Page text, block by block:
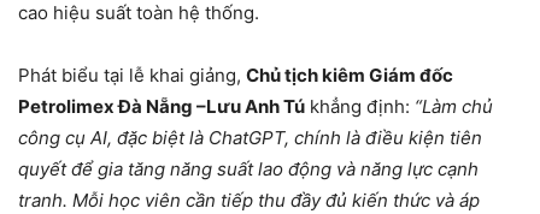
cao hiệu suất toàn hệ thống.
Phát biểu tại lễ khai giảng, Chủ tịch kiêm Giám đốc
Petrolimex Đà Nẵng –Lưu Anh Tú khẳng định: “Làm chủ
công cụ AI, đặc biệt là ChatGPT, chính là điều kiện tiên
quyết để gia tăng năng suất lao động và năng lực cạnh
tranh. Mỗi học viên cần tiếp thu đầy đủ kiến thức và áp